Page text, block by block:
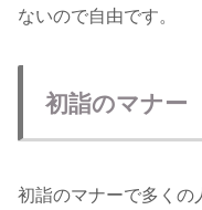
ないので自由です。
初詣のマナー
初詣のマナーで多くの